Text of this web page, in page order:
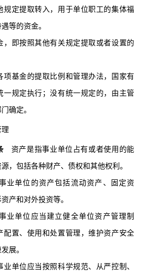
规定提取转入，用于单位职工的集体福
等的资金。
即按照其他有关规定提取或者设置的
基金的提取比例和管理办法，国家有
一规定执行；没有统一规定的，由主管
确定。
资产是指事业单位占有或者使用的能
，包括各种财产、债权和其他权利。
业单位的资产包括流动资产、固定资
产和对外投资等。
业单位应当建立健全单位资产管理制
配置、使用和处置管理，维护资产安全
展。
单位应当按照科学规范、从严控制、